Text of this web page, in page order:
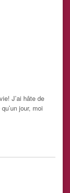
J’ai hâte de
jour, moi